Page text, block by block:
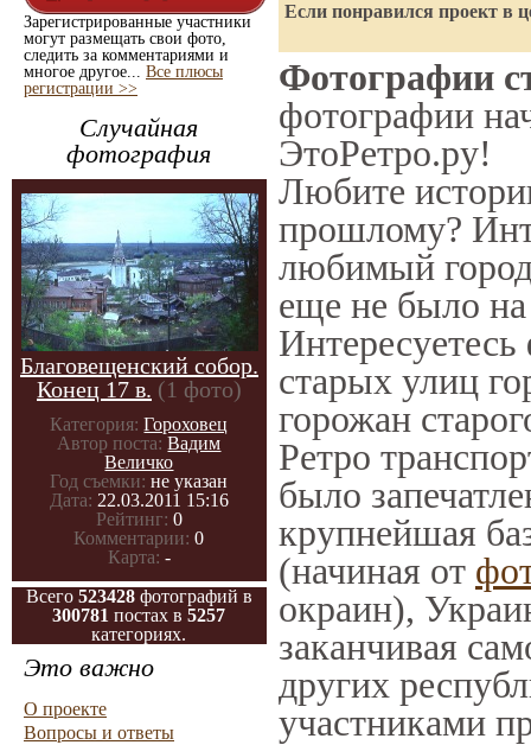
Зарегистрированные участники
могут размещать свои фото,
следить за комментариями и
многое другое... Все плюсы
регистрации >>
Случайная
фотография
Благовещенский собор.
Конец 17 в. (1 фото)
Категория: Гороховец
Автор поста: Вадим
Величко
Год съемки: не указан
Дата: 22.03.2011 15:16
Рейтинг: 0
Комментарии: 0
Карта: -
Всего 523428 фотографий в
300781 постах в5257
категориях.
Это важно
О проекте
Вопросы и ответы
Если понравился проект в
Фотографии
фотографии
ЭтоРетро.ру!
Любите
прошлому?
любимый
еще не было на
Интересуетесь
старых улиц
горожан
Ретро
было
крупнейшая
(начиная от
окраин),
заканчивая
других
участниками